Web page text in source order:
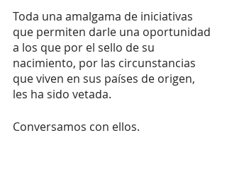
Toda una amalgama de iniciativas
que permiten darle una oportunidad
a los que por el sello de su
nacimiento, por las circunstancias
que viven en sus países de origen,
les ha sido vetada.
Conversamos con ellos.